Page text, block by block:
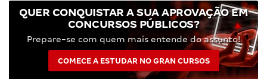
QUER CONQUISTAR A SUA APROVAÇÃO EM
CONCURSOS PÚBLICOS?
Prepare-se com quem mais entende do assunto!
COMECE A ESTUDAR NO GRAN CURSOS